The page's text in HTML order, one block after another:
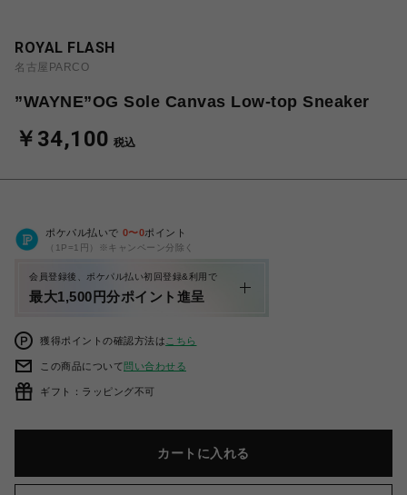
ROYAL FLASH
名古屋PARCO
”WAYNE”OG Sole Canvas Low-top Sneaker
￥34,100 税込
ポケパル払いで 0〜0ポイント
（1P=1円）※キャンペーン分除く
会員登録後、ポケパル払い初回登録&利用で
最大1,500円分ポイント進呈
獲得ポイントの確認方法は こちら
この商品について問い合わせる
ギフト：ラッピング不可
カートに入れる